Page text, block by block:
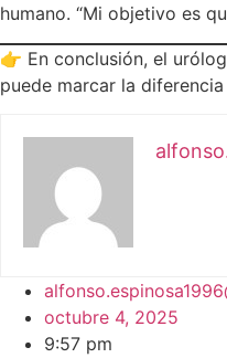
humano. “Mi objetivo es
👉 En conclusión, el
puede marcar la
octubre 4, 2025
9:57 pm